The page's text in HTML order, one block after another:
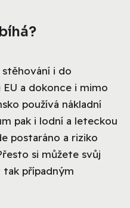
i do
a dokonce i mimo
používá nákladní
pak i lodní a leteckou
postaráno a riziko
si můžete svůj
případným